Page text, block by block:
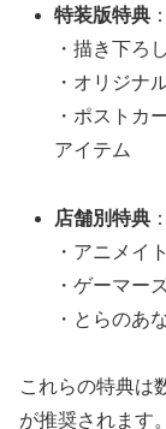
特装版特典 ：
・描き下ろ
・オリジナ
・ポストカ
アイテム
店舗別特典 ：
・アニメイ
・ゲーマー
・とらのあ
これらの特典は
が推奨されます